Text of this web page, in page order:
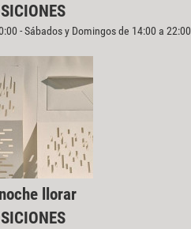
- Sábados y Domingos de 14:00 a 22:00
llorar